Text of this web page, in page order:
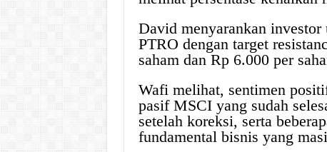
David menyarankan
PTRO dengan target
saham dan Rp 6.000 per
Wafi melihat, sentimen
pasif MSCI yang sudah
setelah koreksi, serta
fundamental bisnis yang